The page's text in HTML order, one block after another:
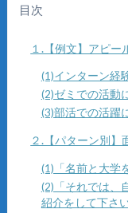
目次
１.【例文】アピ
(1)インターン経
(2)ゼミでの活動
(3)部活での活躍
２.【パターン別】
(1)「名前と大学
(2)「それでは、
紹介をして下さ